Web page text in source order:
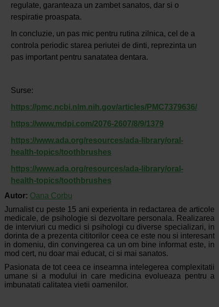
regulate, garanteaza un zambet sanatos, dar si o
respiratie proaspata.
In concluzie, un pas mic pentru rutina zilnica, cel de a
controla periodic starea periutei de dinti, reprezinta un
pas important pentru sanatatea dentara.
Surse:
https://pmc.ncbi.nlm.nih.gov/articles/PMC7379636/
https://www.mdpi.com/2076-2607/8/9/1379
https://www.ada.org/resources/ada-library/oral-
health-topics/toothbrushes
https://www.ada.org/resources/ada-library/oral-
health-topics/toothbrushes
Autor: Oana Corbu
Jurnalist cu peste 15 ani experienta in redactarea de articole
medicale, de psihologie si dezvoltare personala. Realizarea
de interviuri cu medici si psihologi cu diverse specializari, in
dorinta de a prezenta cititorilor ceea ce este nou si interesant
in domeniu, din convingerea ca un om bine informat este, in
mod cert, nu doar mai educat, ci si mai sanatos.
Pasionata de tot ceea ce inseamna intelegerea complexitatii
umane si a modului in care medicina evolueaza pentru a
imbunatati calitatea vietii oamenilor.